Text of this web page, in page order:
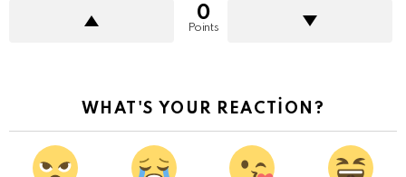
0
Points
WHAT'S YOUR REACTION?